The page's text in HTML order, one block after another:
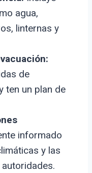
agua,
linternas y
de
ten un plan de
informado
y las